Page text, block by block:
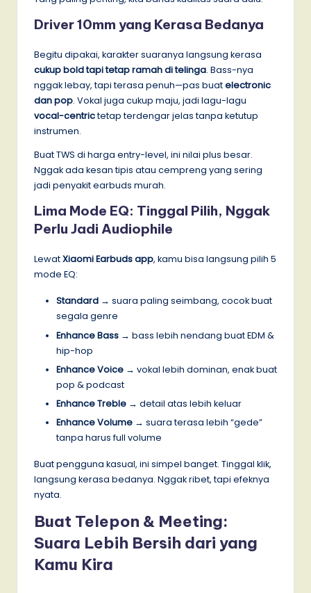
Driver 10mm yang Kerasa Bedanya
Begitu dipakai, karakter suaranya langsung kerasa
cukup bold tapi tetap ramah di telinga. Bass-nya
nggak lebay, tapi terasa penuh—pas buatelectronic
dan pop. Vokal juga cukup maju, jadi lagu-lagu
vocal-centrictetap terdengar jelas tanpa ketutup
instrumen.
Buat TWS di harga entry-level, ini nilai plus besar.
Nggak ada kesan tipis atau cempreng yang sering
jadi penyakit earbuds murah.
Lima Mode EQ: Tinggal Pilih, Nggak
Perlu Jadi Audiophile
LewatXiaomi Earbuds app, kamu bisa langsung pilih 5
mode EQ:
Standard → suara paling seimbang, cocok buat
segala genre
Enhance Bass → bass lebih nendang buat EDM &
hip-hop
Enhance Voice → vokal lebih dominan, enak buat
pop & podcast
Enhance Treble → detail atas lebih keluar
Enhance Volume → suara terasa lebih “gede”
tanpa harus full volume
Buat pengguna kasual, ini simpel banget. Tinggal klik,
langsung kerasa bedanya. Nggak ribet, tapi efeknya
nyata.
Buat Telepon & Meeting:
Suara Lebih Bersih dari yang
Kamu Kira